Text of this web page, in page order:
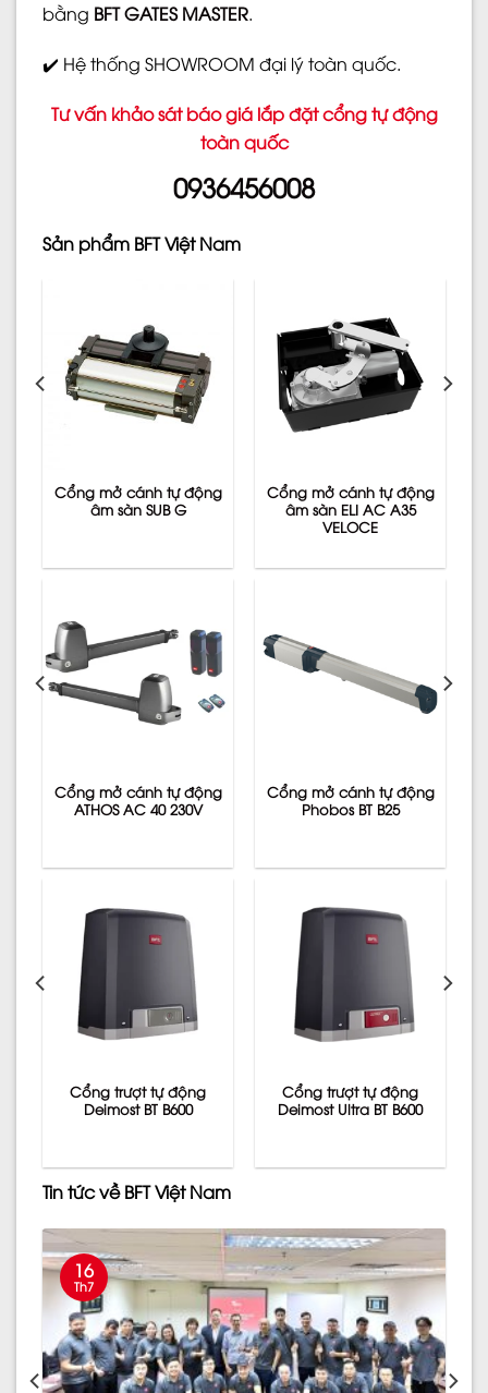
bằng BFT GATES MASTER.
✔️ Hệ thống SHOWROOM đại lý toàn quốc.
Tư vấn khảo sát báo giá lắp đặt cổng tự động
toàn quốc
0936456008
Sản phẩm BFT Việt Nam
Cổng mở cánh tự động
âm sàn SUB G
Cổng mở cánh tự động
âm sàn ELI AC A35
VELOCE
Cổng mở cánh tự động
ATHOS AC 40 230V
Cổng mở cánh tự động
Phobos BT B25
Cổng trượt tự động
Deimost BT B600
Cổng trượt tự động
Deimost Ultra BT B600
Tin tức về BFT Việt Nam
16
Th7